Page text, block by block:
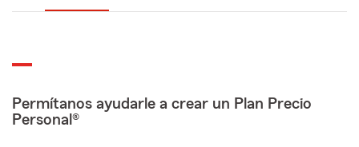
Permítanos ayudarle a crear un Plan Precio
Personal®